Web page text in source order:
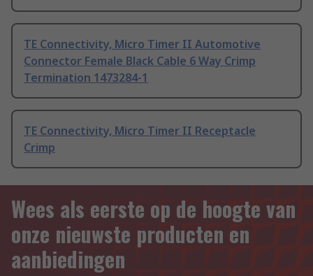
TE Connectivity, Micro Timer II Automotive
Connector Female Black Cable 6 Way Crimp
Termination 1473284-1
TE Connectivity, Micro Timer II Receptacle
Crimp
Wees als eerste op de hoogte van
onze nieuwste producten en
aanbiedingen